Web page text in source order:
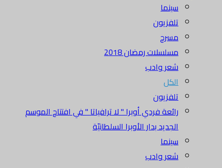
سينما
تلفزيون
مسرح
مسلسلات رمضان 2018
شعر وادب
الكل
تلفزيون
رائعة فردي أوبرا " لا ترافياتا " في افتتاح الموسم
الجديد بدار الأوبرا السلطانيّة
سينما
شعر وادب